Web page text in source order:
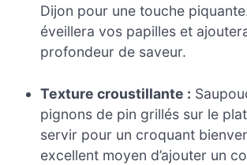
Dijon pour une touche
éveillera vos papilles et
profondeur de saveur.
Texture croustillante :
pignons de pin grillés sur le
servir pour un croquant
excellent moyen d’ajouter un